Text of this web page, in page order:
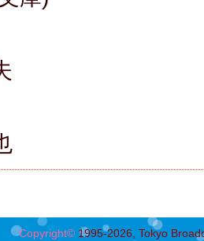
Copyright©1995-2026, Tokyo